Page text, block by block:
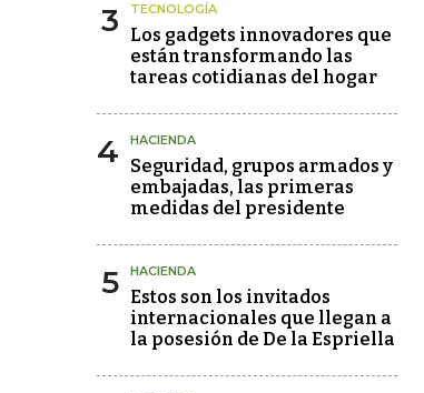
3 TECNOLOGÍA
Los gadgets innovadores que
están transformando las
tareas cotidianas del hogar
4 HACIENDA
Seguridad, grupos armados y
embajadas, las primeras
medidas del presidente
5 HACIENDA
Estos son los invitados
internacionales que llegan a
la posesión de De la Espriella